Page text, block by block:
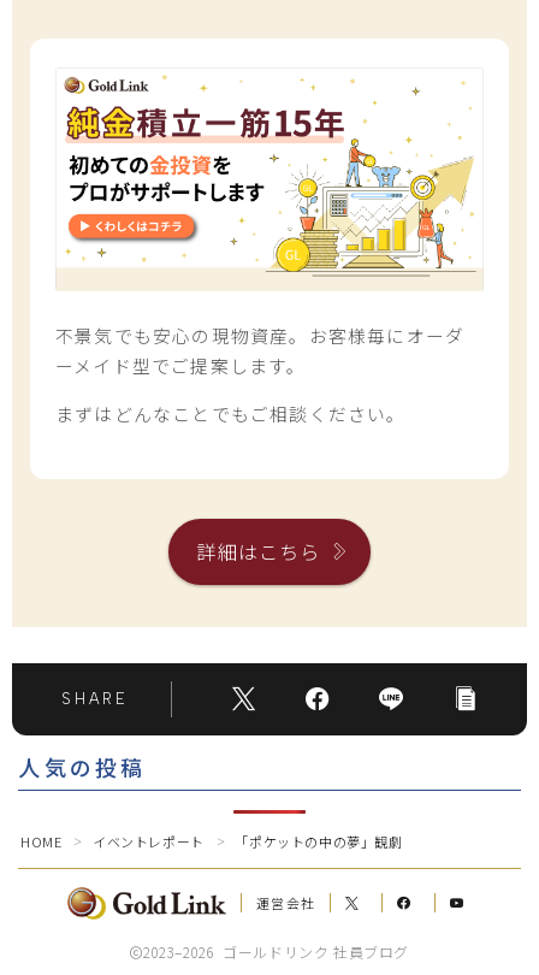
Follow Me
不景気でも安心の現物資産。お客様毎にオーダ
ーメイド型でご提案します。
まずはどんなことでもご相談ください。
詳細はこちら
SHARE
人気の投稿
HOME ＞ イベントレポート ＞ 「ポケットの中の夢」観劇
運営会社
2023–2026 ゴールドリンク 社員ブログ